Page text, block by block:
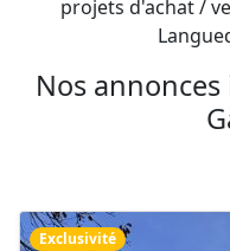
projets d'achat /
Nos
Exclusivité